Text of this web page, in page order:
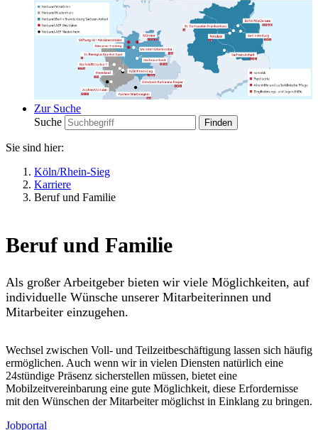
Zur Suche
Suche
Sie sind hier:
Köln/Rhein-Sieg
Karriere
Beruf und Familie
Beruf und Familie
Als großer Arbeitgeber bieten wir viele Möglichkeiten, auf
individuelle Wünsche unserer Mitarbeiterinnen und
Mitarbeiter einzugehen.
Wechsel zwischen Voll- und Teilzeitbeschäftigung lassen sich häufig
ermöglichen. Auch wenn wir in vielen Diensten natürlich eine
24stündige Präsenz sicherstellen müssen, bietet eine
Mobilzeitvereinbarung eine gute Möglichkeit, diese Erfordernisse
mit den Wünschen der Mitarbeiter möglichst in Einklang zu bringen.
Jobportal